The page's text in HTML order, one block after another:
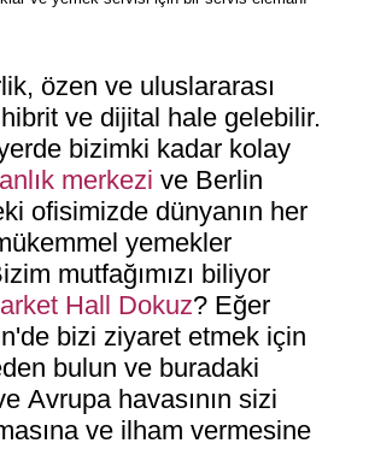
özen ve uluslararası
ve dijital hale gelebilir.
bizimki kadar kolay
merkezi ve Berlin
ofisimizde dünyanın her
yemekler
mutfağımızı biliyor
Hall Dokuz? Eğer
bizi ziyaret etmek için
bulun ve buradaki
Avrupa havasının sizi
ve ilham vermesine